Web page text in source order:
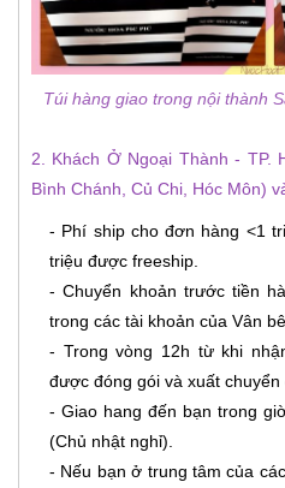
Túi hàng giao trong nội thành
2. Khách Ở Ngoại Thành - TP.
Bình Chánh, Củ Chi, Hóc Môn)
- Phí ship cho đơn hàng <1
triệu được freeship.
- Chuyển khoản trước tiền
trong các tài khoản của Vân
- Trong vòng 12h từ khi
được đóng gói và xuất chuyển
- Giao hang đến bạn trong
(Chủ nhật nghỉ).
- Nếu bạn ở trung tâm của